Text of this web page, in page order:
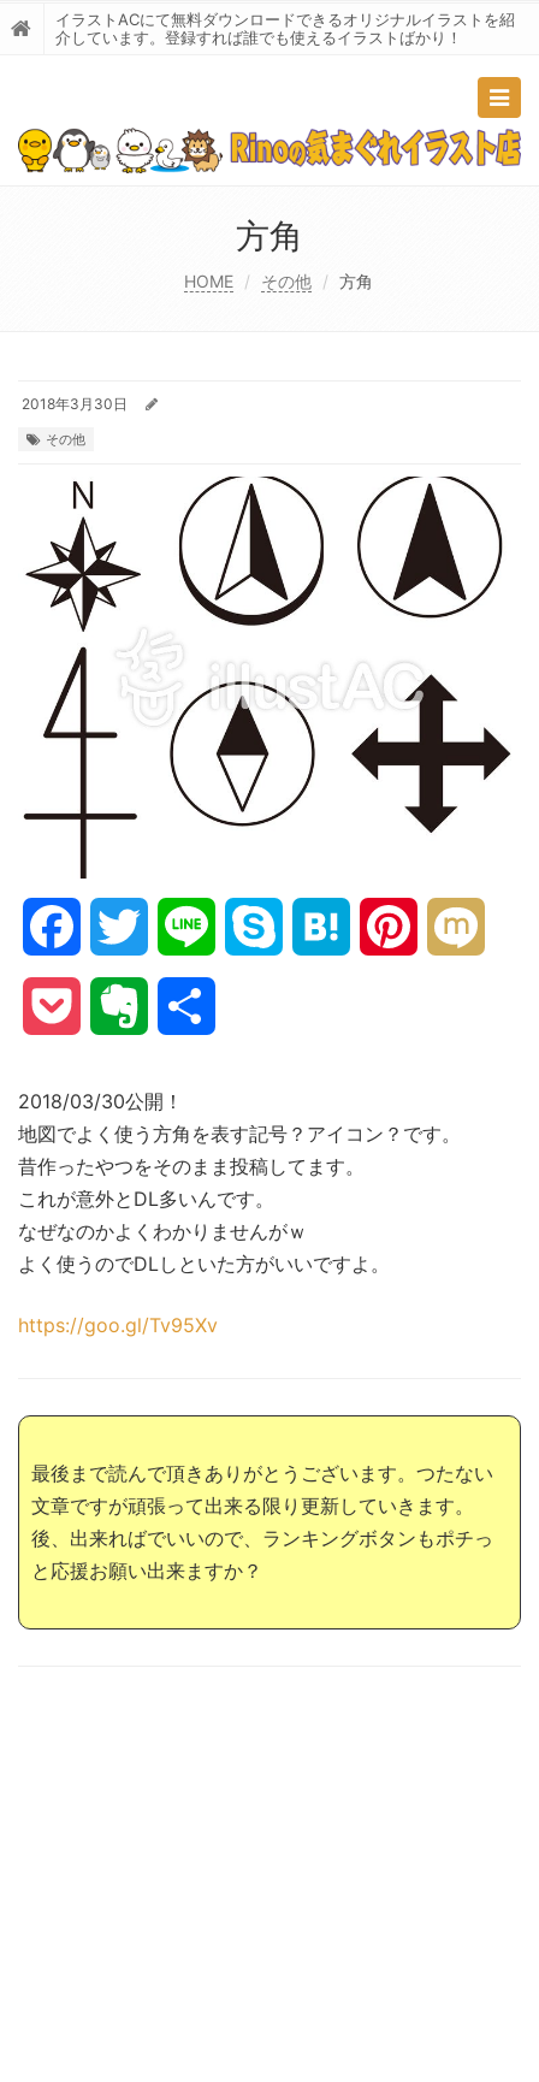
イラストACにて無料ダウンロードできるオリジナルイラストを紹
介しています。登録すれば誰でも使えるイラストばかり！
方角
HOME その他 方角
2018年3月30日
その他
FacebookTwitter Line Skype Hatena Pinterest
Pocket Evernote
2018/03/30公開！
地図でよく使う方角を表す記号？アイコン？です。
昔作ったやつをそのまま投稿してます。
これが意外とDL多いんです。
なぜなのかよくわかりませんがｗ
よく使うのでDLしといた方がいいですよ。
https://goo.gl/Tv95Xv
最後まで読んで頂きありがとうございます。つたない
文章ですが頑張って出来る限り更新していきます。
後、出来ればでいいので、ランキングボタンもポチっ
と応援お願い出来ますか？